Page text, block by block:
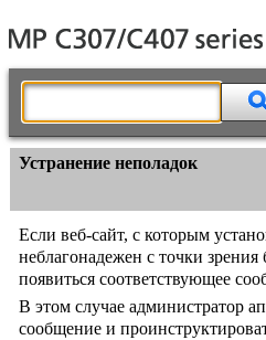
Устранение неполадок
Если веб-сайт, с которым
неблагонадежен с точки зрения
появиться соответствующее
В этом случае администратор
сообщение и